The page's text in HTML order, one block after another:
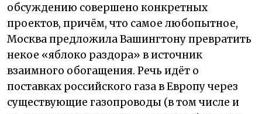
обсуждению совершено конкретных
проектов, причём, что самое любопытное,
Москва предложила Вашингтону превратить
некое «яблоко раздора» в источник
взаимного обогащения. Речь идёт о
поставках российского газа в Европу через
существующие газопроводы (в том числе и